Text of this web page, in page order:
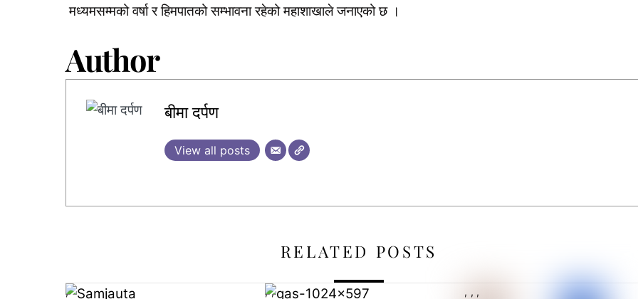
मध्यमसम्मको वर्षा र हिमपातको सम्भावना रहेको महाशाखाले जनाएको छ ।
Author
बीमा दर्पण
View all posts
RELATED POSTS
, ,, , , ,